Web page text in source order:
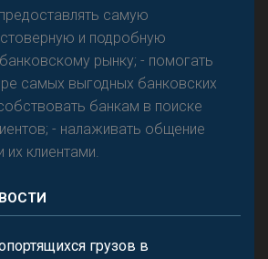
самую
и подробную
рынку; - помогать
самых выгодных банковских
банкам в поиске
- налаживать общение
клиентами.
грузов в